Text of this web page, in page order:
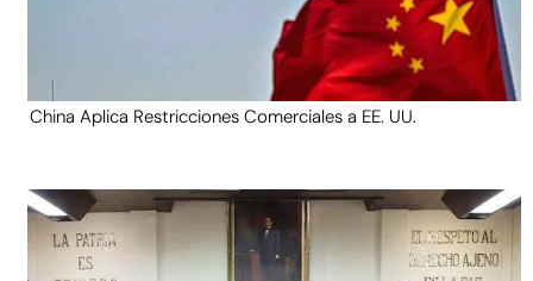
China Aplica Restricciones Comerciales a EE. UU.